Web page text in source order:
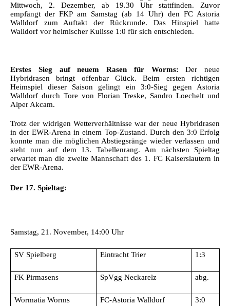
Mittwoch, 2. Dezember, ab 19.30 Uhr stattfinden. Zuvor
empfängt der FKP am Samstag (ab 14 Uhr) den FC Astoria
Walldorf zum Auftakt der Rückrunde. Das Hinspiel hatte
Walldorf vor heimischer Kulisse 1:0 für sich entschieden.
Erstes Sieg auf neuem Rasen für Worms: Der neue
Hybridrasen bringt offenbar Glück. Beim ersten richtigen
Heimspiel dieser Saison gelingt ein 3:0-Sieg gegen Astoria
Walldorf durch Tore von Florian Treske, Sandro Loechelt und
Alper Akcam.
Trotz der widrigen Wetterverhältnisse war der neue Hybridrasen
in der EWR-Arena in einem Top-Zustand. Durch den 3:0 Erfolg
konnte man die möglichen Abstiegsränge wieder verlassen und
steht nun auf dem 13. Tabellenrang. Am nächsten Spieltag
erwartet man die zweite Mannschaft des 1. FC Kaiserslautern in
der EWR-Arena.
Der 17. Spieltag:
Samstag, 21. November, 14:00 Uhr
SV Spielberg Eintracht Trier 1:3
FK Pirmasens SpVgg Neckarelz abg.
Wormatia Worms FC-Astoria Walldorf 3:0